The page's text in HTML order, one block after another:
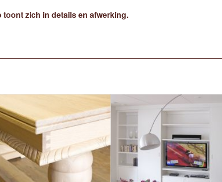
zich in details en afwerking.